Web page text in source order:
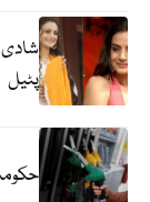
شادی
پٹیل